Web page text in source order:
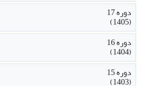
دوره 17
(1405)
دوره 16
(1404)
دوره 15
(1403)